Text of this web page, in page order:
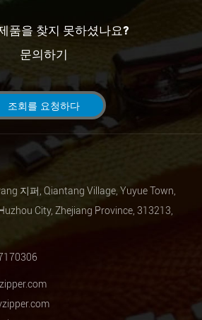
품을 찾지 못하셨나요?
문의하기
조회를 요청하다
지퍼, Qiantang Village, Yuyue Town,
City, Zhejiang Province, 313213,